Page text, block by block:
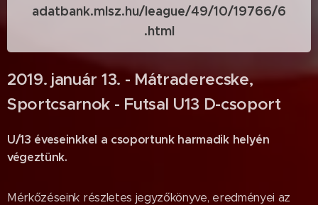
adatbank.mlsz.hu/league/49/10/19766/6
.html
2019. január 13. - Mátraderecske,
Sportcsarnok - Futsal U13 D-csoport
U/13 éveseinkkel a csoportunk harmadik helyén
végeztünk.
Mérkőzéseink részletes jegyzőkönyve, eredményei az